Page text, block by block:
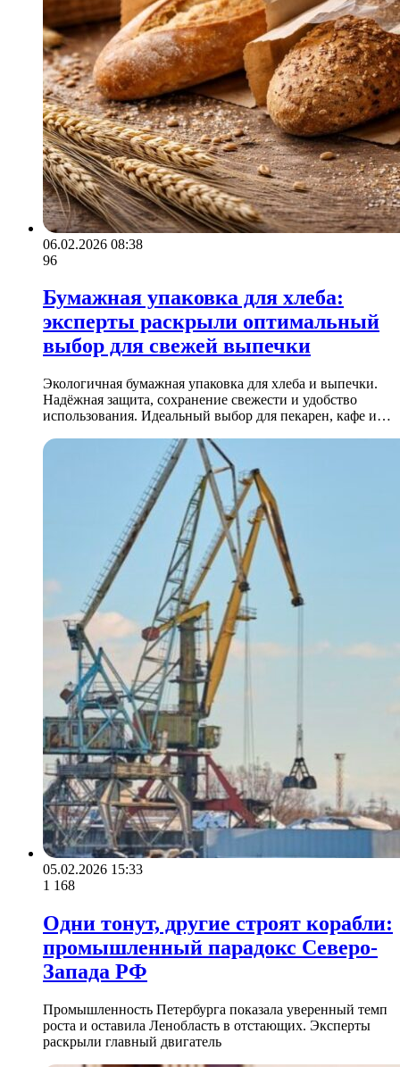
06.02.2026 08:38
96
Бумажная упаковка для хлеба:
эксперты раскрыли оптимальный
выбор для свежей выпечки
Экологичная бумажная упаковка для хлеба и выпечки.
Надёжная защита, сохранение свежести и удобство
использования. Идеальный выбор для пекарен, кафе и…
05.02.2026 15:33
1 168
Одни тонут, другие строят корабли:
промышленный парадокс Северо-
Запада РФ
Промышленность Петербурга показала уверенный темп
роста и оставила Ленобласть в отстающих. Эксперты
раскрыли главный двигатель